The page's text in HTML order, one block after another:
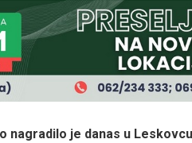
nagradilo je danas u